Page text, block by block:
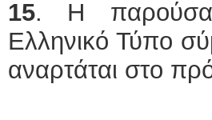
15. Η παρούσα
Ελληνικό Τύπο
αναρτάται στο